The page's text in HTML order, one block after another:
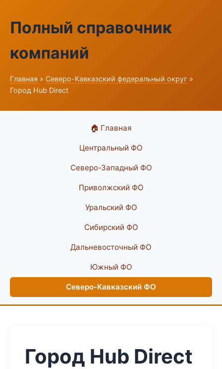
Полный справочник
компаний
Главная » Северо-Кавказский федеральный округ »
Город Hub Direct
🏠 Главная
Центральный ФО
Северо-Западный ФО
Приволжский ФО
Уральский ФО
Сибирский ФО
Дальневосточный ФО
Южный ФО
Северо-Кавказский ФО
Город Hub Direct